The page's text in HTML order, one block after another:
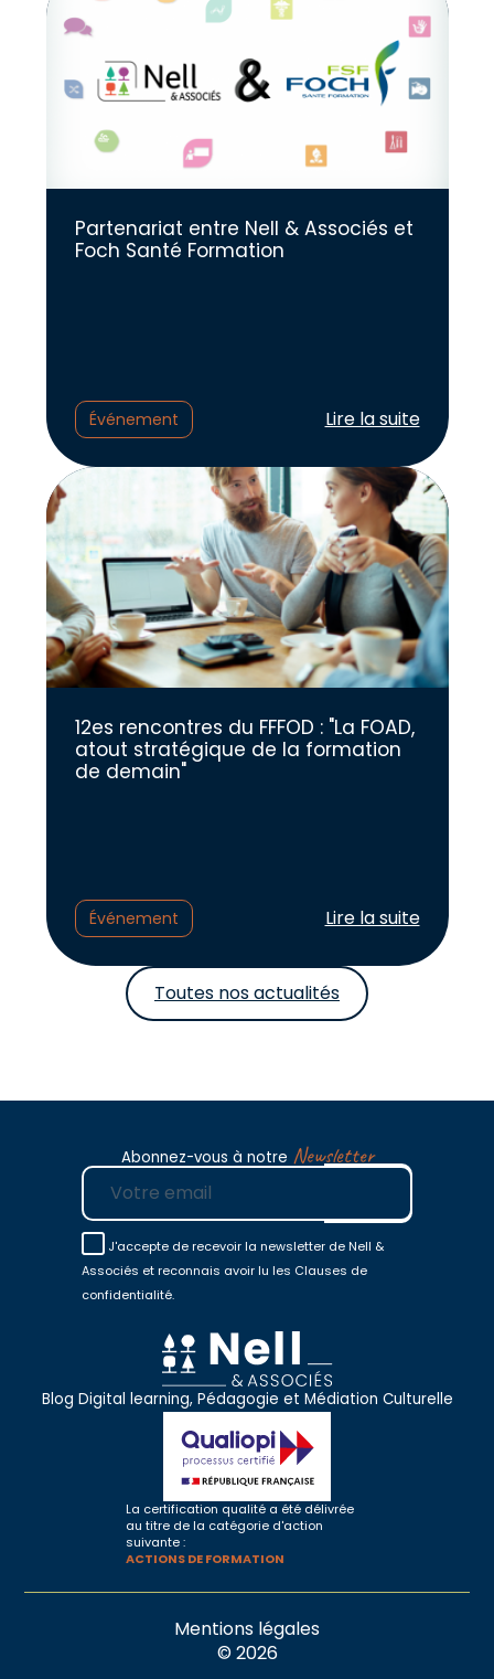
Partenariat entre Nell & Associés et
Foch Santé Formation
Événement Lire l'article :
Lire la suite
12es rencontres du FFFOD : "La FOAD,
atout stratégique de la formation
de demain"
Événement Lire l'article :
Lire la suite
Toutes nos actualités
Abonnez-vous à notre Newsletter
E-mail
J'accepte de recevoir la newsletter de Nell &
Associés et reconnais avoir lu les Clauses de
confidentialité.
Blog Digital learning, Pédagogie et Médiation Culturelle
La certification qualité a été délivrée
au titre de la catégorie d'action
suivante :
ACTIONS DE FORMATION
Mentions légales
© 2026